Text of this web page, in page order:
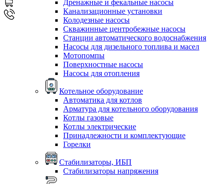
Дренажные и фекальные насосы
Канализационные установки
Колодезные насосы
Скважинные центробежные насосы
Станции автоматического водоснабжения
Насосы для дизельного топлива и масел
Мотопомпы
Поверхностные насосы
Насосы для отопления
Котельное оборудование
Автоматика для котлов
Арматура для котельного оборудования
Котлы газовые
Котлы электрические
Принадлежности и комплектующие
Горелки
Стабилизаторы, ИБП
Стабилизаторы напряжения